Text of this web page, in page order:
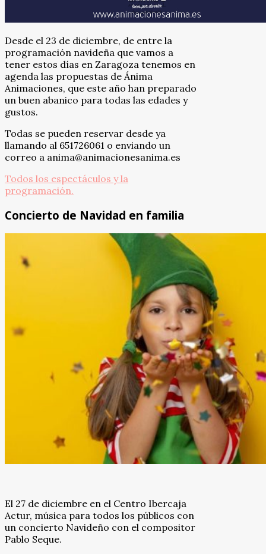
Desde el 23 de diciembre, de entre la
programación navideña que vamos a
tener estos días en Zaragoza tenemos en
agenda las propuestas de Ánima
Animaciones, que este año han preparado
un buen abanico para todas las edades y
gustos.
Todas se pueden reservar desde ya
llamando al 651726061 o enviando un
correo a anima@animacionesanima.es
Todos los espectáculos y la
programación.
Concierto de Navidad en familia
El 27 de diciembre en el Centro Ibercaja
Actur, música para todos los públicos con
un concierto Navideño con el compositor
Pablo Seque.